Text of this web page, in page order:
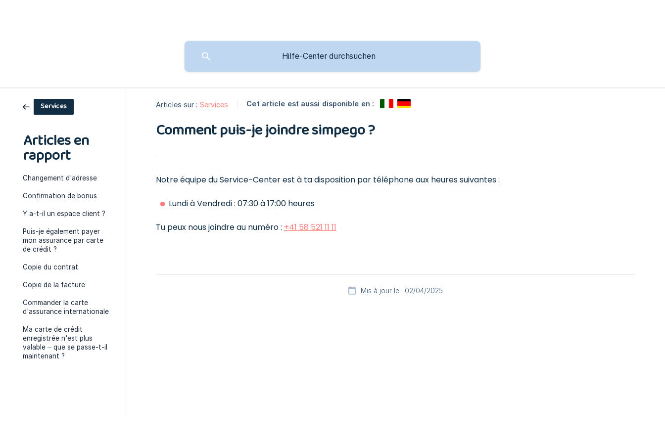
Services
Articles en
rapport
Changement d'adresse
Confirmation de bonus
Y a-t-il un espace client ?
Puis-je également payer
mon assurance par carte
de crédit ?
Copie du contrat
Copie de la facture
Commander la carte
d'assurance internationale
Ma carte de crédit
enregistrée n'est plus
valable – que se passe-t-il
maintenant ?
Articles sur : Services Cet article est aussi disponible en :
Comment puis-je joindre simpego ?
Notre équipe du Service-Center est à ta disposition par téléphone aux heures suivantes :
Lundi à Vendredi : 07:30 à 17:00 heures
Tu peux nous joindre au numéro : +41 58 521 11 11
Mis à jour le : 02/04/2025